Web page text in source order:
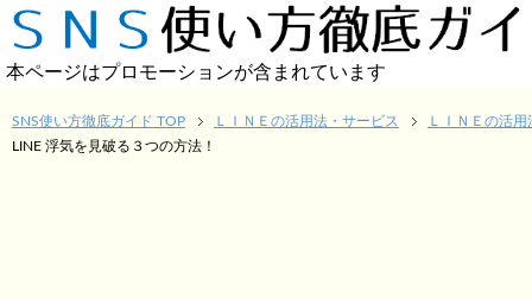
本ページはプロモーションが含まれています
SNS使い方徹底ガイド TOP ＬＩＮＥの活用法・サービス
ＬＩＮＥの活用
LINE 浮気を見破る３つの方法！